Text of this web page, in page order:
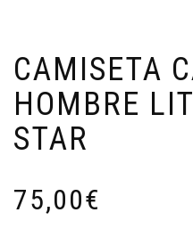
CAMISETA
HOMBRE
STAR
75,00€